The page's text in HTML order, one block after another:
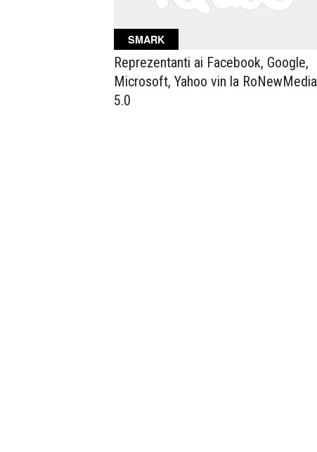
SMARK
Reprezentanti ai Facebook, Google,
Microsoft, Yahoo vin la RoNewMedia
5.0